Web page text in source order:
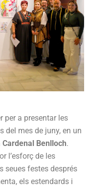
per a presentar les
del mes de juny, en un
Cardenal Benlloch.
l’esforç de les
seues festes després
els estendards i